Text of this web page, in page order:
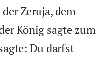
Zeruja, dem
König sagte zum
Du darfst